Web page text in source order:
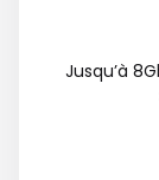
Jusqu’à